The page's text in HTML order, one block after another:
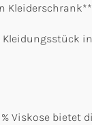
Kleiderschrank**
bietet